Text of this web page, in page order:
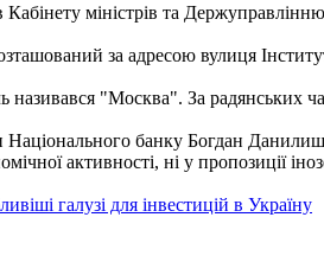
міністрів та
за адресою вулиця
називався "Москва". За радянських
Національного банку Богдан
активності, ні у пропозиції
галузі для інвестицій в Україну